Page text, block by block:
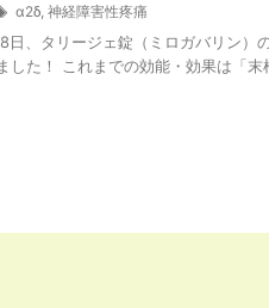
α2δ 神経障害性疼痛
、タリージェ錠（ミロガバリン）
した！ これまでの効能・効果は「